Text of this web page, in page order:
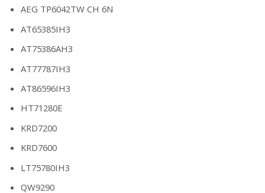
AEG TP6042TW CH 6N
AT65385IH3
AT75386AH3
AT77787IH3
AT86596IH3
HT71280E
KRD7200
KRD7600
LT75780IH3
QW9290